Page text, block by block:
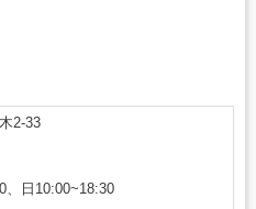
2-33
、日10:00~18:30